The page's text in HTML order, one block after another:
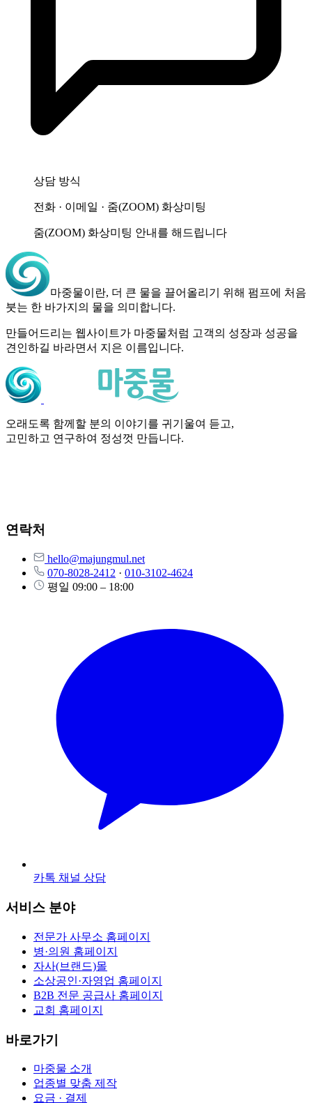
상담 방식
전화 · 이메일 · 줌(ZOOM) 화상미팅
줌(ZOOM) 화상미팅 안내를 해드립니다
마중물이란, 더 큰 물을 끌어올리기 위해 펌프에 처음
붓는 한 바가지의 물을 의미합니다.
만들어드리는 웹사이트가 마중물처럼 고객의 성장과 성공을
견인하길 바라면서 지은 이름입니다.
오래도록 함께할 분의 이야기를 귀기울여 듣고,
고민하고 연구하여 정성껏 만듭니다.
연락처
hello@majungmul.net
070-8028-2412 · 010-3102-4624
평일 09:00 – 18:00
카톡 채널 상담
서비스 분야
전문가 사무소 홈페이지
병·의원 홈페이지
자사(브랜드)몰
소상공인·자영업 홈페이지
B2B 전문 공급사 홈페이지
교회 홈페이지
바로가기
마중물 소개
업종별 맞춤 제작
요금 · 결제